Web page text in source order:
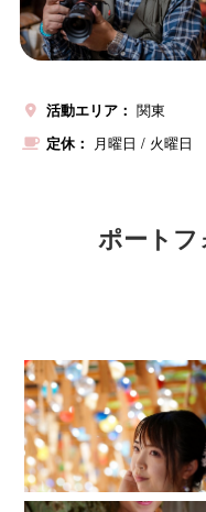
活動エリア： 関東
定休： 月曜日 / 火曜日
ポートフ